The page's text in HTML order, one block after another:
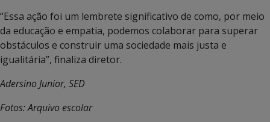
“Essa ação foi um lembrete significativo de como, por meio
da educação e empatia, podemos colaborar para superar
obstáculos e construir uma sociedade mais justa e
igualitária”, finaliza diretor.
Adersino Junior, SED
Fotos: Arquivo escolar